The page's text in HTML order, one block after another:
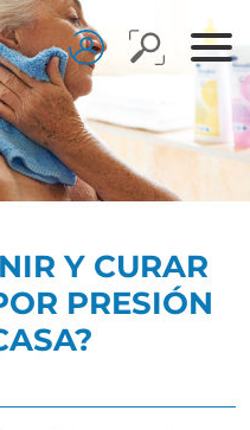
Y CURAR
PRESIÓN